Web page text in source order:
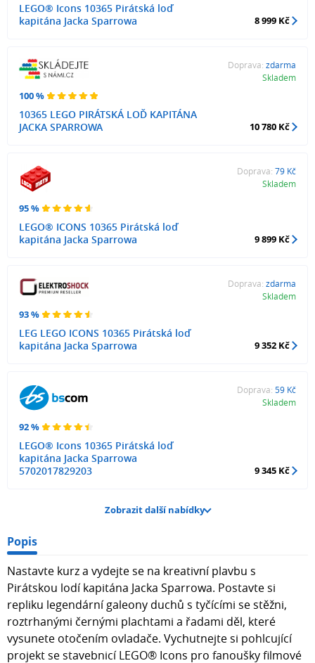
LEGO® Icons 10365 Pirátská loď
kapitána Jacka Sparrowa
8 999 Kč
100 %
10365 LEGO PIRÁTSKÁ LOĎ KAPITÁNA
JACKA SPARROWA
Doprava: zdarma
Skladem
10 780 Kč
95 %
LEGO® ICONS 10365 Pirátská loď
kapitána Jacka Sparrowa
Doprava: 79 Kč
Skladem
9 899 Kč
93 %
LEG LEGO ICONS 10365 Pirátská loď
kapitána Jacka Sparrowa
Doprava: zdarma
Skladem
9 352 Kč
92 %
LEGO® Icons 10365 Pirátská loď
kapitána Jacka Sparrowa
5702017829203
Doprava: 59 Kč
Skladem
9 345 Kč
Zobrazit další nabídky
Popis
Nastavte kurz a vydejte se na kreativní plavbu s
Pirátskou lodí kapitána Jacka Sparrowa. Postavte si
repliku legendární galeony duchů s tyčícími se stěžni,
roztrhanými černými plachtami a řadami děl, které
vysunete otočením ovladače. Vychutnejte si pohlcující
projekt se stavebnicí LEGO® Icons pro fanoušky filmové